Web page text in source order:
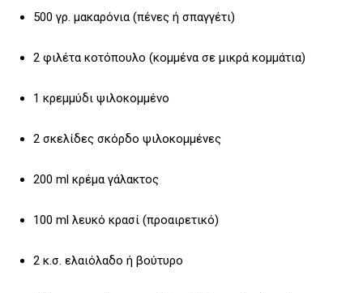
500 γρ. μακαρόνια (πένες ή σπαγγέτι)
2 φιλέτα κοτόπουλο (κομμένα σε μικρά κομμάτια)
1 κρεμμύδι ψιλοκομμένο
2 σκελίδες σκόρδο ψιλοκομμένες
200 ml κρέμα γάλακτος
100 ml λευκό κρασί (προαιρετικό)
2 κ.σ. ελαιόλαδο ή βούτυρο